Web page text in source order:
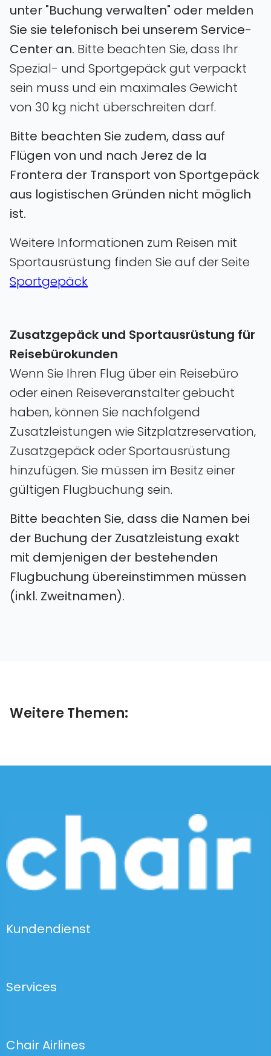
unter "Buchung verwalten" oder melden
Sie sie telefonisch bei unserem Service-
Center an. Bitte beachten Sie‚ dass Ihr
Spezial- und Sportgepäck gut verpackt
sein muss und ein maximales Gewicht
von 30 kg nicht überschreiten darf.
Bitte beachten Sie zudem, dass auf
Flügen von und nach Jerez de la
Frontera der Transport von Sportgepäck
aus logistischen Gründen nicht möglich
ist.
Weitere Informationen zum Reisen mit
Sportausrüstung finden Sie auf der Seite
Sportgepäck
Zusatzgepäck und Sportausrüstung für
Reisebürokunden
Wenn Sie Ihren Flug über ein Reisebüro
oder einen Reiseveranstalter gebucht
haben‚ können Sie nachfolgend
Zusatzleistungen wie Sitzplatzreservation‚
Zusatzgepäck oder Sportausrüstung
hinzufügen. Sie müssen im Besitz einer
gültigen Flugbuchung sein.
Bitte beachten Sie‚ dass die Namen bei
der Buchung der Zusatzleistung exakt
mit demjenigen der bestehenden
Flugbuchung übereinstimmen müssen
(inkl. Zweitnamen).
Weitere Themen:
Kundendienst
Services
Chair Airlines